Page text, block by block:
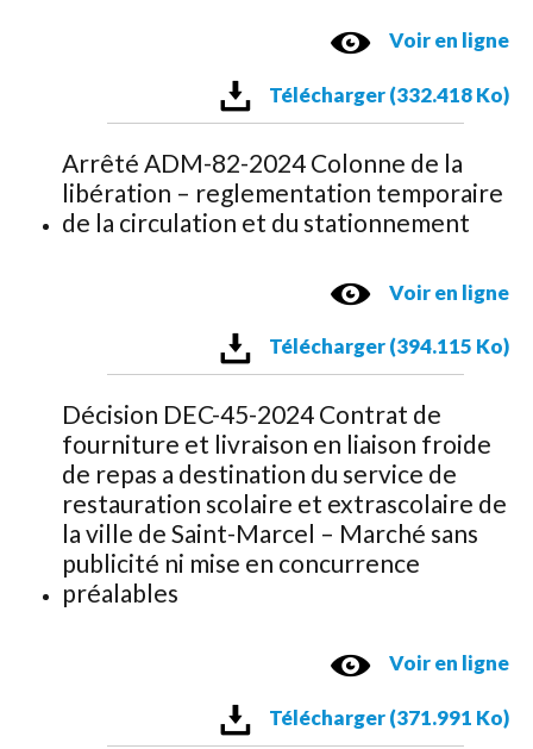
Voir en ligne
Télécharger (332.418 Ko)
Arrêté ADM-82-2024 Colonne de la
libération – reglementation temporaire
de la circulation et du stationnement
Voir en ligne
Télécharger (394.115 Ko)
Décision DEC-45-2024 Contrat de
fourniture et livraison en liaison froide
de repas a destination du service de
restauration scolaire et extrascolaire de
la ville de Saint-Marcel – Marché sans
publicité ni mise en concurrence
préalables
Voir en ligne
Télécharger (371.991 Ko)